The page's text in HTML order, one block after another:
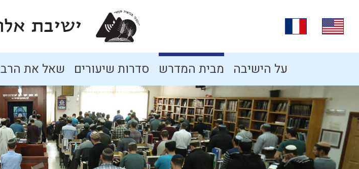
על הישיבה מבית המדרש סדרות שיעורים שאל את הרב